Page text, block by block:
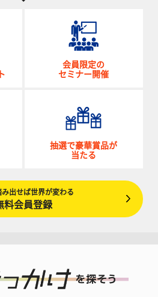
会員限定の
セミナー開催
抽選で豪華賞品が
当たる
み出せば世界が変わる
料会員登録